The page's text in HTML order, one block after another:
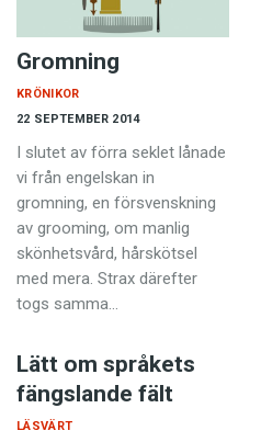
Skrivtips
Bokrecensioner
Kviss
Podden
Anmäl till språkpolisen
Föreslå nyord
Annonsera
Prenumerera
Press
Gromning
22 SEPTEMBER 2014
KRÖNIKOR
I slutet av förra seklet lånade
vi från engelskan in
gromning, en försvenskning
av grooming, om manlig
skönhetsvård, hårskötsel
med mera. Strax därefter
togs samma…
Lätt om språkets
fängslande fält
LÄSVÄRT